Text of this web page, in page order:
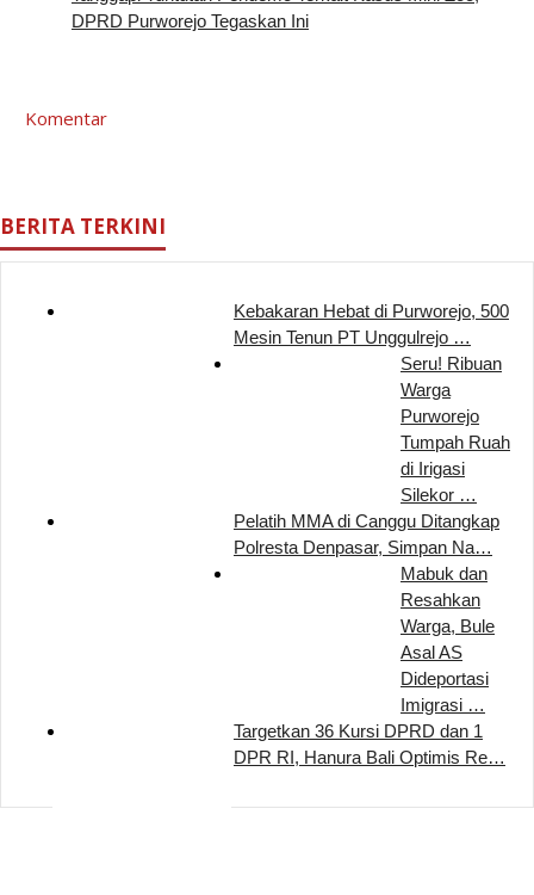
DPRD Purworejo Tegaskan Ini
Komentar
BERITA TERKINI
Kebakaran Hebat di Purworejo, 500
Mesin Tenun PT Unggulrejo …
Seru! Ribuan
Warga
Purworejo
Tumpah Ruah
di Irigasi
Silekor …
Pelatih MMA di Canggu Ditangkap
Polresta Denpasar, Simpan Na…
Mabuk dan
Resahkan
Warga, Bule
Asal AS
Dideportasi
Imigrasi …
Targetkan 36 Kursi DPRD dan 1
DPR RI, Hanura Bali Optimis Re…